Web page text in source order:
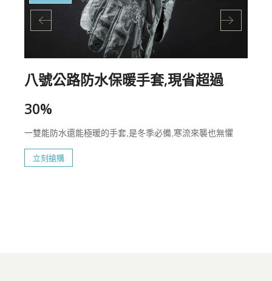
八號公路防水保暖手套,現省超過
30%
一雙能防水還能極暖的手套,是冬季必備,寒流來襲也無懼
立刻搶購